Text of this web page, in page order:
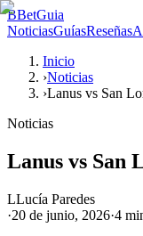
BBetGuia
NoticiasGuíasReseñas
Inicio
›Noticias
›Lanus vs San
Noticias
Lanus vs San
LLucía Paredes
·20 de junio, 2026·4